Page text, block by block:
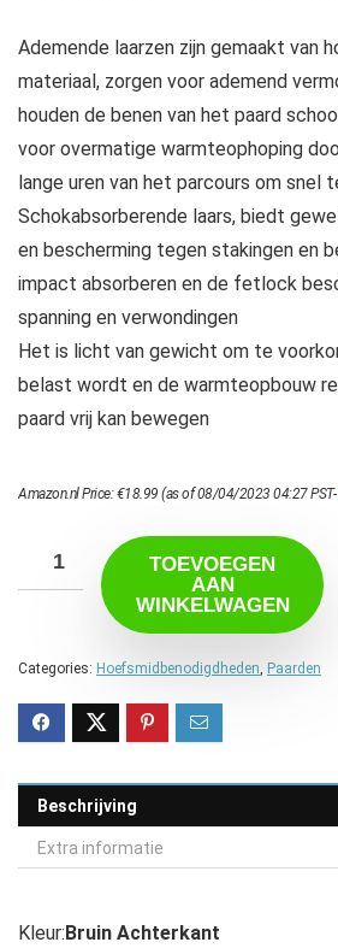
Ademende laarzen zijn gemaakt van
materiaal, zorgen voor ademend
houden de benen van het paard
voor overmatige warmteophoping
lange uren van het parcours om snel
Schokabsorberende laars, biedt
en bescherming tegen stakingen en
impact absorberen en de fetlock
spanning en verwondingen
Het is licht van gewicht om te
belast wordt en de warmteopbouw
paard vrij kan bewegen
Amazon.nl Price:€18.99 (as of 08/04/2023 04:27 PST-
TOEVOEGEN
AAN
WINKELWAGEN
Categories: Hoefsmidbenodigdheden Paarden
Beschrijving
Extra informatie
Kleur:Bruin Achterkant